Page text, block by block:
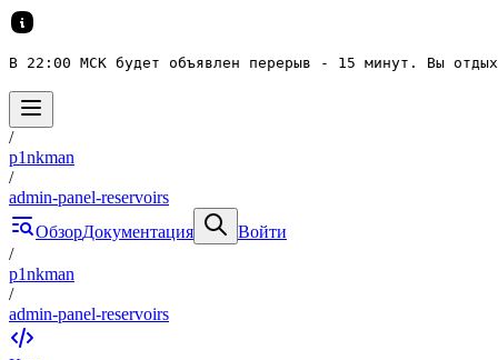
В 22:00 МСК будет объявлен перерыв - 15 минут. Вы
/
p1nkman
/
admin-panel-reservoirs
ОбзорДокументация
Войти
/
p1nkman
/
admin-panel-reservoirs